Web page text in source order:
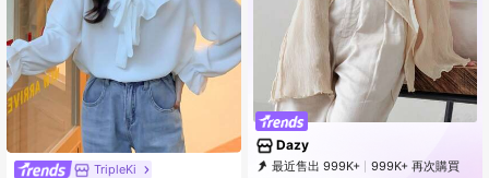
TripleKi
Dazy
最近售出 999K+
999K+ 再次購買